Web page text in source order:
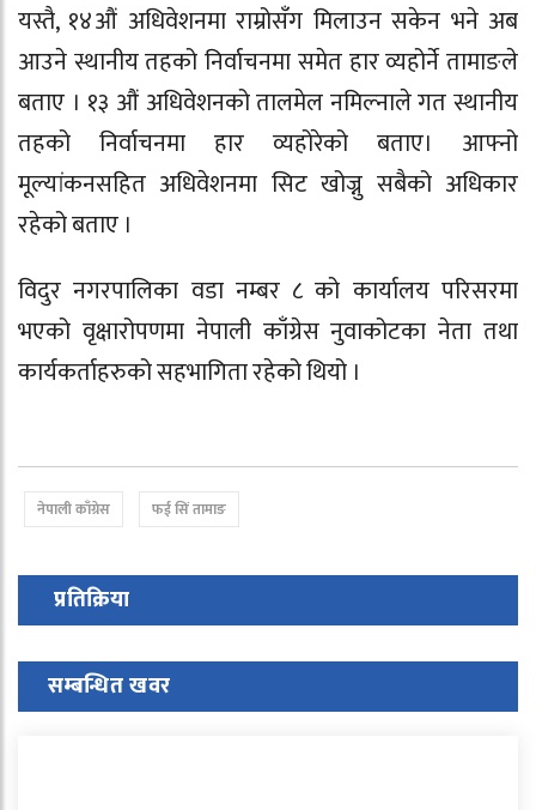
यस्तै, १४औं अधिवेशनमा राम्रोसँग मिलाउन सकेन भने अब
आउने स्थानीय तहको निर्वाचनमा समेत हार व्यहोर्ने तामाङले
बताए । १३ औं अधिवेशनको तालमेल नमिल्नाले गत स्थानीय
तहको निर्वाचनमा हार व्यहोरेको बताए। आफ्नो
मूल्यांकनसहित अधिवेशनमा सिट खोज्नु सबैको अधिकार
रहेको बताए ।
विदुर नगरपालिका वडा नम्बर ८ को कार्यालय परिसरमा
भएको वृक्षारोपणमा नेपाली काँग्रेस नुवाकोटका नेता तथा
कार्यकर्ताहरुको सहभागिता रहेको थियो ।
नेपाली काँग्रेस फई सिं तामाङ
प्रतिक्रिया
सम्बन्धित खवर